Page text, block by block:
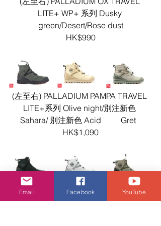
LITE+ WP+ 系列 Dusky
green/Desert/Rose dust
HK$990
(左至右) PALLADIUM PAMPA TRAVEL
LITE+系列 Olive night/別注新色
Sahara/ 別注新色 Acid	Gret
HK$1,090
(左至右) PALLADIUM PAMPA TRAVEL
LITE+系列 Black/Star white/Dune
Email Facebook YouTube